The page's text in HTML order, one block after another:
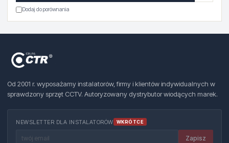
Dodaj do porównania
Od 2001 r. wyposażamy instalatorów, firmy i klientów indywidualnych w
sprawdzony sprzęt CCTV. Autoryzowany dystrybutor wiodących marek.
NEWSLETTER DLA INSTALATORÓW WKRÓTCE
Zapisz